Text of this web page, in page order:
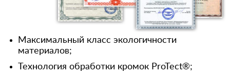
Максимальный класс экологичности
материалов;
Технология обработки кромок ProTect®;